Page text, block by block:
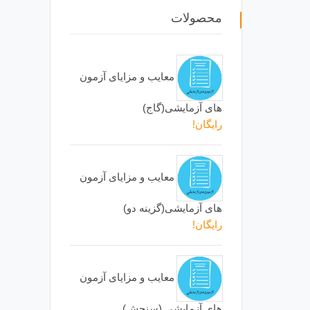
محصولات
معایب و مزایای آزمون
های آزمایشی(گاج)
رایگان!
معایب و مزایای آزمون
های آزمایشی(گزینه دو)
رایگان!
معایب و مزایای آزمون